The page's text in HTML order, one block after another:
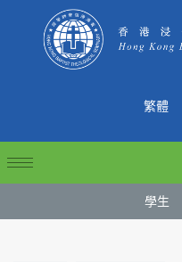
繁體
學生